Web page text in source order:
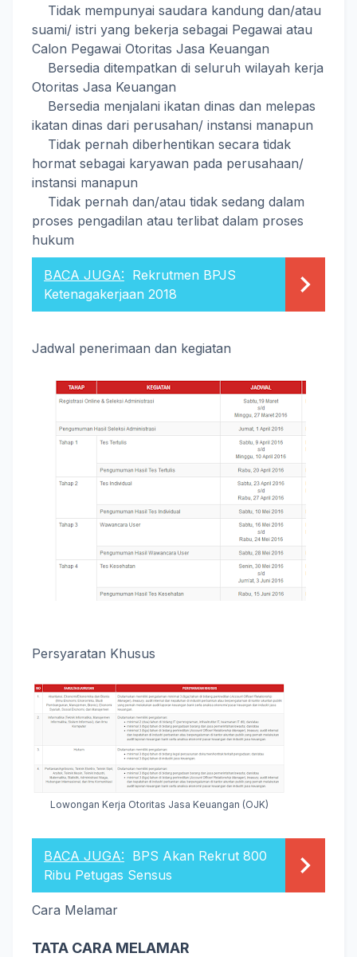
Tidak mempunyai saudara kandung dan/atau
suami/ istri yang bekerja sebagai Pegawai atau
Calon Pegawai Otoritas Jasa Keuangan
Bersedia ditempatkan di seluruh wilayah kerja
Otoritas Jasa Keuangan
Bersedia menjalani ikatan dinas dan melepas
ikatan dinas dari perusahan/ instansi manapun
Tidak pernah diberhentikan secara tidak
hormat sebagai karyawan pada perusahaan/
instansi manapun
Tidak pernah dan/atau tidak sedang dalam
proses pengadilan atau terlibat dalam proses
hukum
BACA JUGA: Rekrutmen BPJS
Ketenagakerjaan 2018
Jadwal penerimaan dan kegiatan
Persyaratan Khusus
Lowongan Kerja Otoritas Jasa Keuangan (OJK)
BACA JUGA: BPS Akan Rekrut 800
Ribu Petugas Sensus
Cara Melamar
TATA CARA MELAMAR